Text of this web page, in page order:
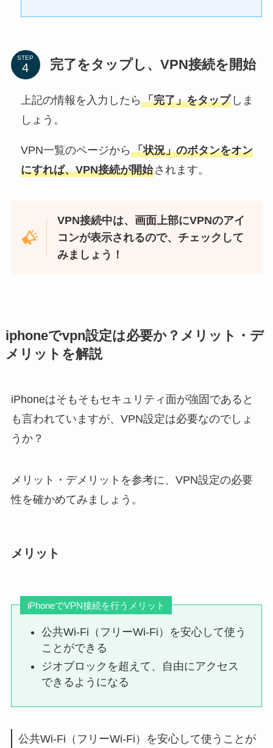
STEP 完了をタップし、VPN接続を開始
上記の情報を入力したら 「完了」をタップしま
しょう。
VPN一覧のページから 「状況」のボタンをオン
にすれば、VPN接続が開始されます。
VPN接続中は、画面上部にVPNのアイ
コンが表示されるので、チェックして
みましょう！
iphoneでvpn設定は必要か？メリット・デ
メリットを解説
iPhoneはそもそもセキュリティ面が強固であると
も言われていますが、VPN設定は必要なのでしょ
うか？
メリット・デメリットを参考に、VPN設定の必要
性を確かめてみましょう。
メリット
iPhoneでVPN接続を行うメリット
公共Wi-Fi（フリーWi-Fi）を安心して使う
ことができる
ジオブロックを超えて、自由にアクセス
できるようになる
公共Wi-Fi（フリーWi-Fi）を安心して使うことが